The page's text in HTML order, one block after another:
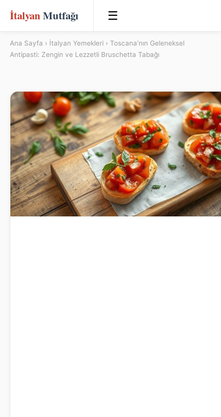
İtalyan Mutfağı ☰
Ana Sayfa › İtalyan Yemekleri › Toscana’nın Geleneksel
Antipasti: Zengin ve Lezzetli Bruschetta Tabağı